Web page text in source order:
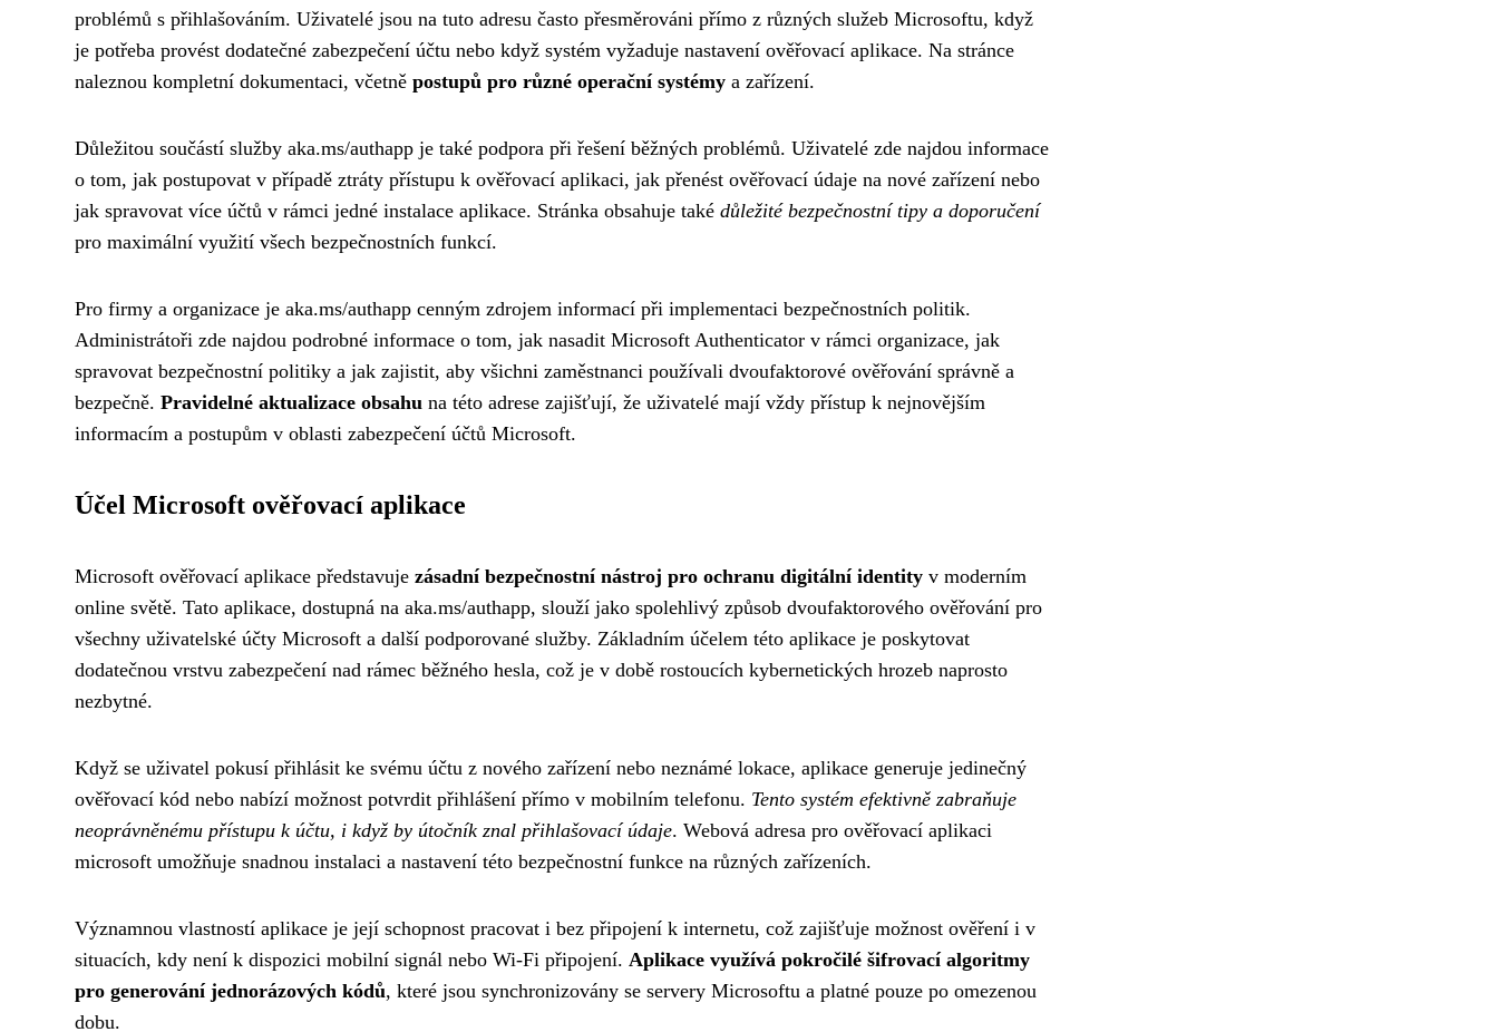
problémů s přihlašováním. Uživatelé jsou na tuto adresu často přesměrováni přímo z různých služeb Microsoftu, když
je potřeba provést dodatečné zabezpečení účtu nebo když systém vyžaduje nastavení ověřovací aplikace. Na stránce
naleznou kompletní dokumentaci, včetně postupů pro různé operační systémy a zařízení.
Důležitou součástí služby aka.ms/authapp je také podpora při řešení běžných problémů. Uživatelé zde najdou informace
o tom, jak postupovat v případě ztráty přístupu k ověřovací aplikaci, jak přenést ověřovací údaje na nové zařízení nebo
jak spravovat více účtů v rámci jedné instalace aplikace. Stránka obsahuje také důležité bezpečnostní tipy a doporučení
pro maximální využití všech bezpečnostních funkcí.
Pro firmy a organizace je aka.ms/authapp cenným zdrojem informací při implementaci bezpečnostních politik.
Administrátoři zde najdou podrobné informace o tom, jak nasadit Microsoft Authenticator v rámci organizace, jak
spravovat bezpečnostní politiky a jak zajistit, aby všichni zaměstnanci používali dvoufaktorové ověřování správně a
bezpečně. Pravidelné aktualizace obsahu na této adrese zajišťují, že uživatelé mají vždy přístup k nejnovějším
informacím a postupům v oblasti zabezpečení účtů Microsoft.
Účel Microsoft ověřovací aplikace
Microsoft ověřovací aplikace představuje zásadní bezpečnostní nástroj pro ochranu digitální identity v moderním
online světě. Tato aplikace, dostupná na aka.ms/authapp, slouží jako spolehlivý způsob dvoufaktorového ověřování pro
všechny uživatelské účty Microsoft a další podporované služby. Základním účelem této aplikace je poskytovat
dodatečnou vrstvu zabezpečení nad rámec běžného hesla, což je v době rostoucích kybernetických hrozeb naprosto
nezbytné.
Když se uživatel pokusí přihlásit ke svému účtu z nového zařízení nebo neznámé lokace, aplikace generuje jedinečný
ověřovací kód nebo nabízí možnost potvrdit přihlášení přímo v mobilním telefonu. Tento systém efektivně zabraňuje
neoprávněnému přístupu k účtu, i když by útočník znal přihlašovací údaje. Webová adresa pro ověřovací aplikaci
microsoft umožňuje snadnou instalaci a nastavení této bezpečnostní funkce na různých zařízeních.
Významnou vlastností aplikace je její schopnost pracovat i bez připojení k internetu, což zajišťuje možnost ověření i v
situacích, kdy není k dispozici mobilní signál nebo Wi-Fi připojení. Aplikace využívá pokročilé šifrovací algoritmy
pro generování jednorázových kódů, které jsou synchronizovány se servery Microsoftu a platné pouze po omezenou
dobu.